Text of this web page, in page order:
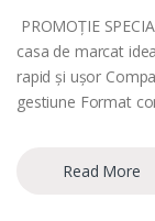
PROMOȚIE
casa de marcat
rapid și ușor
gestiune Format
Read More